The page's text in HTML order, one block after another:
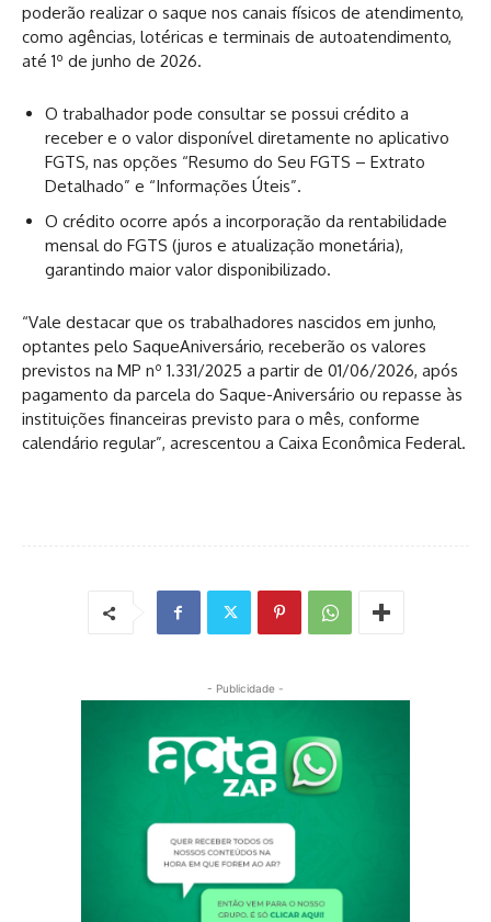
poderão realizar o saque nos canais físicos de atendimento,
como agências, lotéricas e terminais de autoatendimento,
até 1º de junho de 2026.
O trabalhador pode consultar se possui crédito a
receber e o valor disponível diretamente no aplicativo
FGTS, nas opções “Resumo do Seu FGTS – Extrato
Detalhado” e “Informações Úteis”.
O crédito ocorre após a incorporação da rentabilidade
mensal do FGTS (juros e atualização monetária),
garantindo maior valor disponibilizado.
“Vale destacar que os trabalhadores nascidos em junho,
optantes pelo SaqueAniversário, receberão os valores
previstos na MP nº 1.331/2025 a partir de 01/06/2026, após
pagamento da parcela do Saque-Aniversário ou repasse às
instituições financeiras previsto para o mês, conforme
calendário regular”, acrescentou a Caixa Econômica Federal.
- Publicidade -